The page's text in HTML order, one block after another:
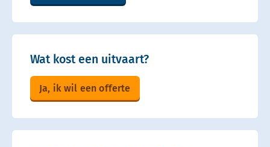
Wat kost een uitvaart?
Ja, ik wil een offerte